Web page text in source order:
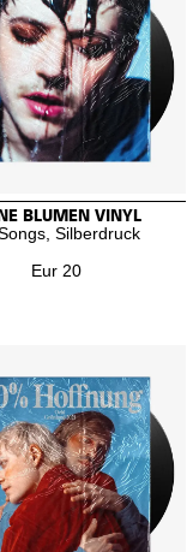
BLUMEN VINYL
Silberdruck
Eur 20